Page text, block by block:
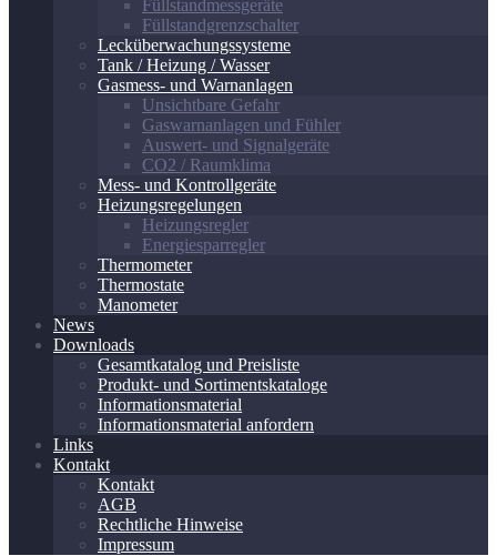
Füllstandmessgeräte
Füllstandgrenzschalter
Lecküberwachungssysteme
Tank / Heizung / Wasser
Gasmess- und Warnanlagen
Unsichtbare Gefahr
Gaswarnanlagen und Fühler
Auswert- und Signalgeräte
CO2 / Raumklima
Mess- und Kontrollgeräte
Heizungsregelungen
Heizungsregler
Energiesparregler
Thermometer
Thermostate
Manometer
News
Downloads
Gesamtkatalog und Preisliste
Produkt- und Sortimentskataloge
Informationsmaterial
Informationsmaterial anfordern
Links
Kontakt
Kontakt
AGB
Rechtliche Hinweise
Impressum